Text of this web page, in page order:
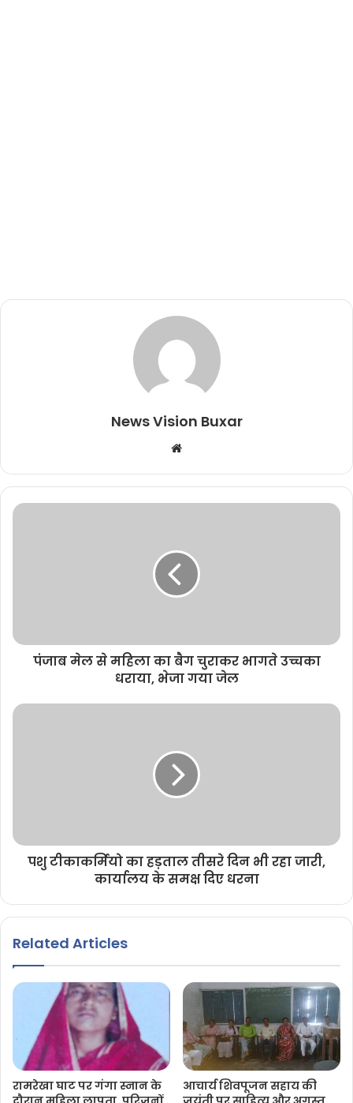
News Vision Buxar
b
s
e
पंजाब मेल से महिला का बैग चुराकर भागते उच्चका
धराया, भेजा गया जेल
पशु टीकाकर्मियो का हड़ताल तीसरे दिन भी रहा जारी,
कार्यालय के समक्ष दिए धरना
Related Articles
रामरेखा घाट पर गंगा स्नान के
आचार्य शिवपूजन सहाय की